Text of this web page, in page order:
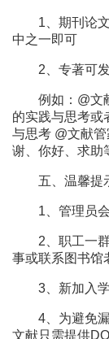
1、期刊论
中之一即可
2、专著可
例如：@文
的实践与思考或
与思考 @文献
谢、你好、求助
五、温馨提
1、管理员
2、职工一
事或联系图书馆
3、新加入
4、为避免
文献只需提供